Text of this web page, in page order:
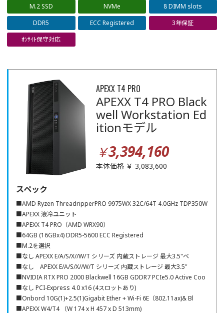
M.2 SSD
NVMe
8 DIMM slots
DDR5
ECC Registered
3年保証
ｵﾝｻｲﾄ保守対応
APEXX T4 PRO
APEXX T4 PRO Black
well Workstation Ed
itionモデル
￥3,394,160
本体価格 ￥ 3,083,600
スペック
■AMD Ryzen ThreadripperPRO 9975WX 32C/64T 4.0GHz TDP350W
■APEXX 液冷ユニット
■APEXX T4 PRO（AMD WRX90）
■64GB (16GBx4) DDR5-5600 ECC Registered
■M.2を選択
■なし APEXX E/A/S/X//W/T シリーズ 内蔵ストレージ 最大3.5"ベ
■なし APEXX E/A/S/X//W/T シリーズ 内蔵ストレージ 最大3.5"
■NVIDIA RTX PRO 2000 Blackwell 16GB GDDR7 PCIe5.0 Active Coo
■なし PCI-Express 4.0 x16 (4スロットあり)
■Onbord 10G(1)+2.5(1)Gigabit Ether + Wi-Fi 6E（802.11ax)& Bl
■APEXX W4/T4 （W 174 x H 457 x D 513mm)